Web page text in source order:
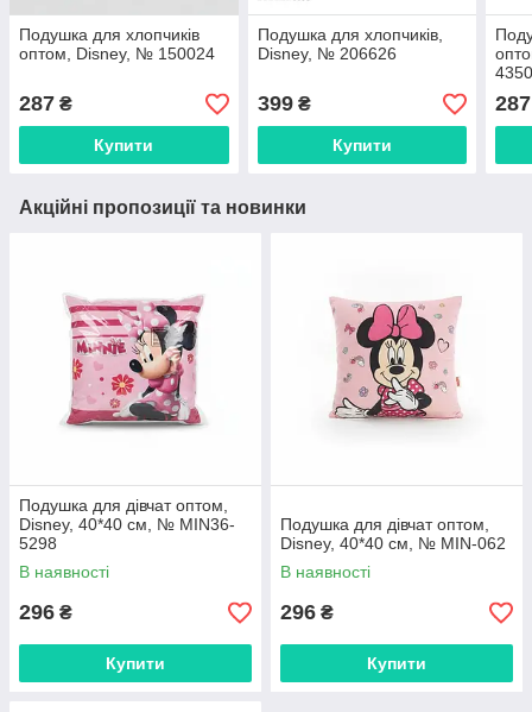
Подушка для хлопчиків
оптом, Disney, № 150024
287 ₴
Купити
Подушка для хлопчиків,
Disney, № 206626
399₴
Купити
287
Акційні пропозиції та новинки
Подушка для дівчат оптом,
Disney, 40*40 см, № MIN36-
5298
В наявності
296 ₴
Купити
Подушка для дівчат оптом,
Disney, 40*40 см, № MIN-062
В наявності
296 ₴
Купити